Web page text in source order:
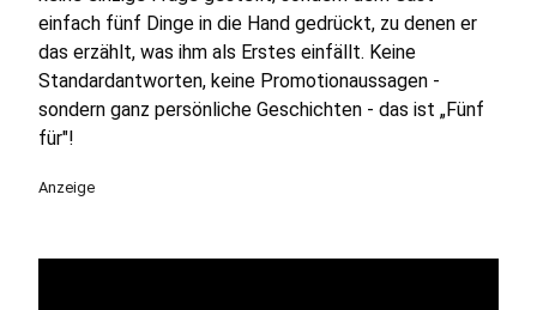
einfach fünf Dinge in die Hand gedrückt, zu denen er
das erzählt, was ihm als Erstes einfällt. Keine
Standardantworten, keine Promotionaussagen -
sondern ganz persönliche Geschichten - das ist „Fünf
für"!
Anzeige